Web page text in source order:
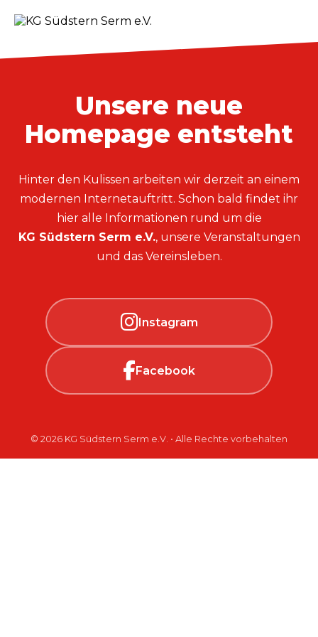
Unsere neue
Homepage entsteht
Hinter den Kulissen arbeiten wir derzeit an einem
modernen Internetauftritt. Schon bald findet ihr
hier alle Informationen rund um die
KG Südstern Serm e.V., unsere Veranstaltungen
und das Vereinsleben.
Instagram
Facebook
© 2026 KG Südstern Serm e.V. • Alle Rechte vorbehalten